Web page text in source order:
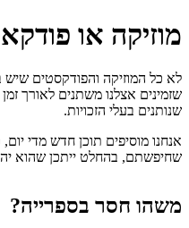
מוזיקה או
שזמינים אצלנו משתנים לאורך
שנותנים בעלי הזכויות.
אנחנו מוסיפים תוכן חדש מדי
שחיפשתם, בהחלט ייתכן שהוא
משהו חסר בספרייה?